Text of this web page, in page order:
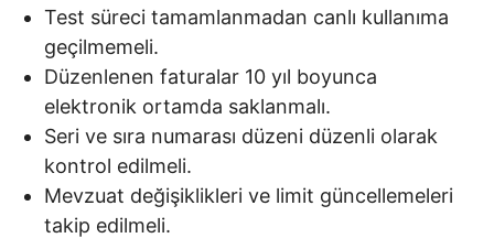
Test süreci tamamlanmadan canlı kullanıma
geçilmemeli.
Düzenlenen faturalar 10 yıl boyunca
elektronik ortamda saklanmalı.
Seri ve sıra numarası düzeni düzenli olarak
kontrol edilmeli.
Mevzuat değişiklikleri ve limit güncellemeleri
takip edilmeli.